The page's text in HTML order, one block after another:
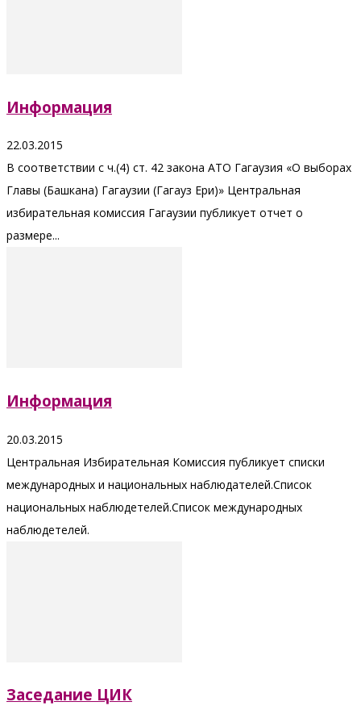
Информация
22.03.2015
В соответствии с ч.(4) ст. 42 закона АТО Гагаузия «О выборах
Главы (Башкана) Гагаузии (Гагауз Ери)» Центральная
избирательная комиссия Гагаузии публикует отчет о
размере...
Информация
20.03.2015
Центральная Избирательная Комиссия публикует списки
международных и национальных наблюдателей.Список
национальных наблюдетелей.Список международных
наблюдетелей.
Заседание ЦИК